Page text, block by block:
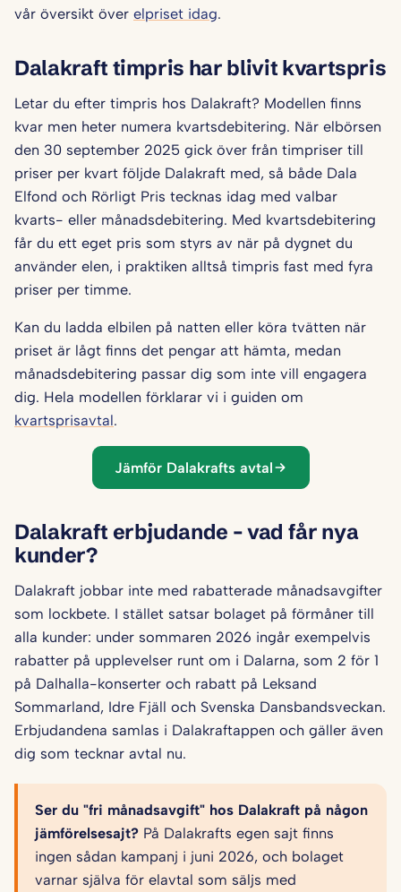
vår översikt över elpriset idag.
Dalakraft timpris har blivit kvartspris
Letar du efter timpris hos Dalakraft? Modellen finns
kvar men heter numera kvartsdebitering. När elbörsen
den 30 september 2025 gick över från timpriser till
priser per kvart följde Dalakraft med, så både Dala
Elfond och Rörligt Pris tecknas idag med valbar
kvarts- eller månadsdebitering. Med kvartsdebitering
får du ett eget pris som styrs av när på dygnet du
använder elen, i praktiken alltså timpris fast med fyra
priser per timme.
Kan du ladda elbilen på natten eller köra tvätten när
priset är lågt finns det pengar att hämta, medan
månadsdebitering passar dig som inte vill engagera
dig. Hela modellen förklarar vi i guiden om
kvartsprisavtal.
Jämför Dalakrafts avtal
Dalakraft erbjudande – vad får nya
kunder?
Dalakraft jobbar inte med rabatterade månadsavgifter
som lockbete. I stället satsar bolaget på förmåner till
alla kunder: under sommaren 2026 ingår exempelvis
rabatter på upplevelser runt om i Dalarna, som 2 för 1
på Dalhalla-konserter och rabatt på Leksand
Sommarland, Idre Fjäll och Svenska Dansbandsveckan.
Erbjudandena samlas i Dalakraftappen och gäller även
dig som tecknar avtal nu.
Ser du "fri månadsavgift" hos Dalakraft på någon
jämförelsesajt? På Dalakrafts egen sajt finns
ingen sådan kampanj i juni 2026, och bolaget
varnar själva för elavtal som säljs med